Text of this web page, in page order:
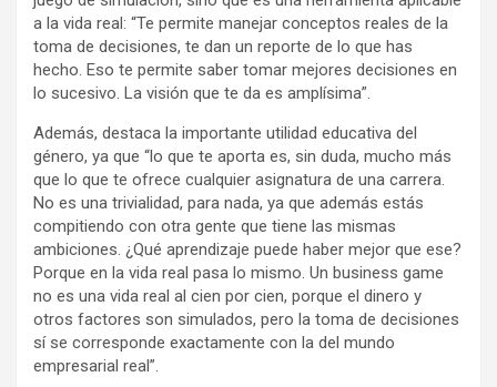
a la vida real: “Te permite manejar conceptos reales de la
toma de decisiones, te dan un reporte de lo que has
hecho. Eso te permite saber tomar mejores decisiones en
lo sucesivo. La visión que te da es amplísima”.
Además, destaca la importante utilidad educativa del
género, ya que “lo que te aporta es, sin duda, mucho más
que lo que te ofrece cualquier asignatura de una carrera.
No es una trivialidad, para nada, ya que además estás
compitiendo con otra gente que tiene las mismas
ambiciones. ¿Qué aprendizaje puede haber mejor que ese?
Porque en la vida real pasa lo mismo. Un business game
no es una vida real al cien por cien, porque el dinero y
otros factores son simulados, pero la toma de decisiones
sí se corresponde exactamente con la del mundo
empresarial real”.